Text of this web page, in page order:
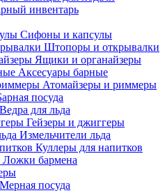
инвентарь
Сифоны и капсулы
Штопоры и открывалки
Ящики и органайзеры
Аксесуары барные
Атомайзеры и риммеры
посуда
Ведра для льда
Гейзеры и джиггеры
Измельчители льда
Куллеры для напитков
Ложки бармена
Мерная посуда